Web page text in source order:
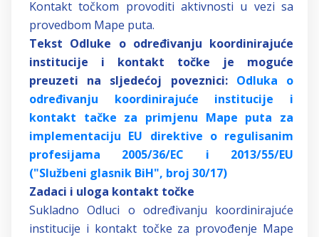
Kontakt točkom provoditi aktivnosti u vezi sa
provedbom Mape puta.
Tekst Odluke o određivanju koordinirajuće
institucije i kontakt točke je moguće
preuzeti na sljedećoj poveznici: Odluka o
određivanju koordinirajuće institucije i
kontakt tačke za primjenu Mape puta za
implementaciju EU direktive o regulisanim
profesijama 2005/36/EC i 2013/55/EU
("Službeni glasnik BiH", broj 30/17)
Zadaci i uloga kontakt točke
Sukladno Odluci o određivanju koordinirajuće
institucije i kontakt točke za provođenje Mape